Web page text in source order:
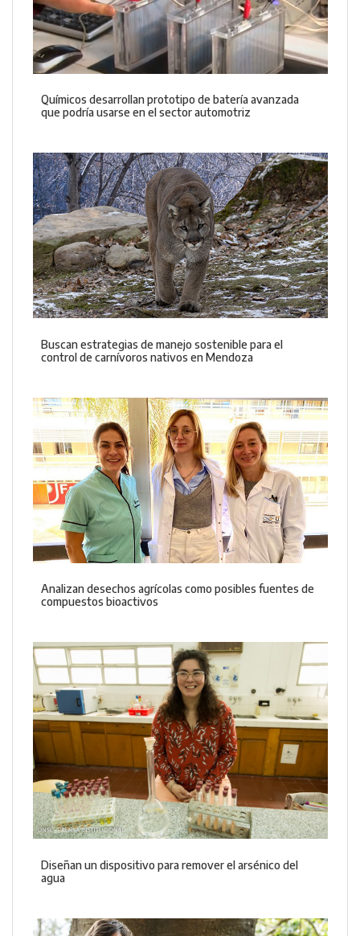
Químicos desarrollan prototipo de batería avanzada
que podría usarse en el sector automotriz
Buscan estrategias de manejo sostenible para el
control de carnívoros nativos en Mendoza
Analizan desechos agrícolas como posibles fuentes de
compuestos bioactivos
Diseñan un dispositivo para remover el arsénico del
agua